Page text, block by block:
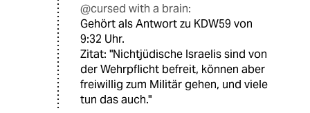
@cursed with a brain:
Gehört als Antwort zu KDW59 von
9:32 Uhr.
Zitat: "Nichtjüdische Israelis sind von
der Wehrpflicht befreit, können aber
freiwillig zum Militär gehen, und viele
tun das auch."